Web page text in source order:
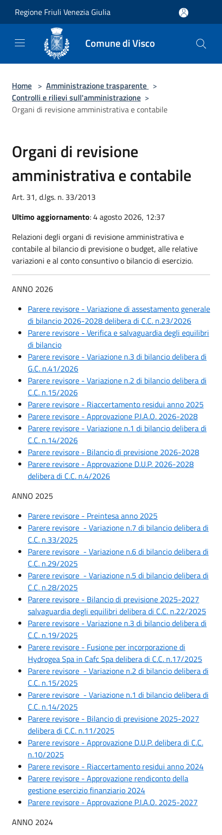
Regione Friuli Venezia Giulia
Comune di Visco
Home > Amministrazione trasparente >
Controlli e rilievi sull'amministrazione >
Organi di revisione amministrativa e contabile
Organi di revisione
amministrativa e contabile
Art. 31, d.lgs. n. 33/2013
Ultimo aggiornamento: 4 agosto 2026, 12:37
Relazioni degli organi di revisione amministrativa e
contabile al bilancio di previsione o budget, alle relative
variazioni e al conto consuntivo o bilancio di esercizio.
ANNO 2026
Parere revisore - Variazione di assestamento generale
di bilancio 2026-2028 delibera di C.C. n.23/2026
Parere revisore - Verifica e salvaguardia degli equilibri
di bilancio
Parere revisore - Variazione n.3 di bilancio delibera di
G.C. n.41/2026
Parere revisore - Variazione n.2 di bilancio delibera di
C.C. n.15/2026
Parere revisore - Riaccertamento residui anno 2025
Parere revisore - Approvazione P.I.A.O. 2026-2028
Parere revisore - Variazione n.1 di bilancio delibera di
C.C. n.14/2026
Parere revisore - Bilancio di previsione 2026-2028
Parere revisore - Approvazione D.U.P. 2026-2028
delibera di C.C. n.4/2026
ANNO 2025
Parere revisore - Preintesa anno 2025
Parere revisore - Variazione n.7 di bilancio delibera di
C.C. n.33/2025
Parere revisore - Variazione n.6 di bilancio delibera di
C.C. n.29/2025
Parere revisore - Variazione n.5 di bilancio delibera di
C.C. n.28/2025
Parere revisore - Bilancio di previsione 2025-2027
salvaguardia degli equilibri delibera di C.C. n.22/2025
Parere revisore - Variazione n.3 di bilancio delibera di
C.C. n.19/2025
Parere revisore - Fusione per incorporazione di
Hydrogea Spa in Cafc Spa delibera di C.C. n.17/2025
Parere revisore - Variazione n.2 di bilancio delibera di
C.C. n.15/2025
Parere revisore - Variazione n.1 di bilancio delibera di
C.C. n.14/2025
Parere revisore - Bilancio di previsione 2025-2027
delibera di C.C. n.11/2025
Parere revisore - Approvazione D.U.P. delibera di C.C.
n.10/2025
Parere revisore - Riaccertamento residui anno 2024
Parere revisore - Approvazione rendiconto della
gestione esercizio finanziario 2024
Parere revisore - Approvazione P.I.A.O. 2025-2027
ANNO 2024